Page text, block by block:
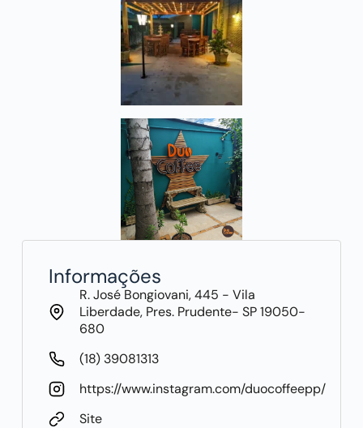
Informações
R. José Bongiovani, 445 - Vila
Liberdade, Pres. Prudente- SP 19050-
680
(18) 39081313
https://www.instagram.com/duocoffeepp/
Site